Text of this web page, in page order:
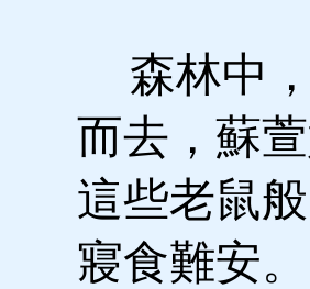
森林中，
而去，蘇
這些老鼠
寢食難安。